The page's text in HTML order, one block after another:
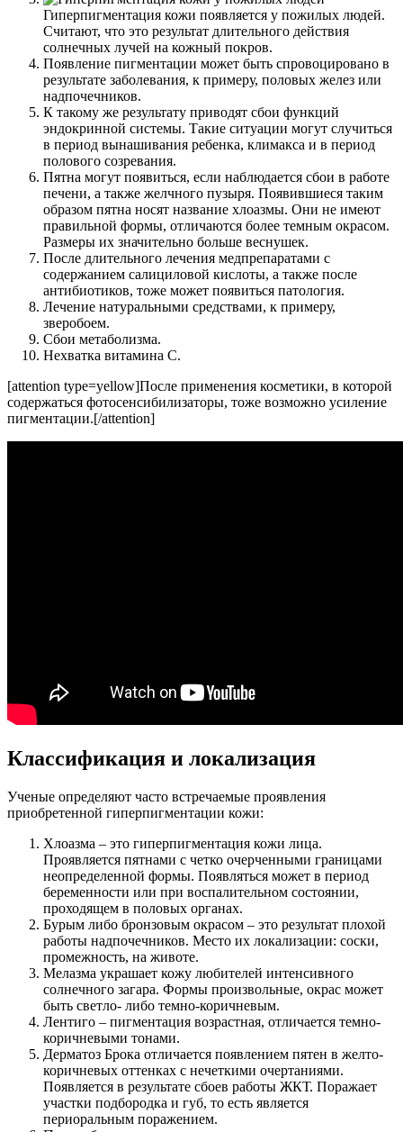
Гиперпигментация кожи появляется у пожилых людей.
Считают, что это результат длительного действия
солнечных лучей на кожный покров.
Появление пигментации может быть спровоцировано в
результате заболевания, к примеру, половых желез или
надпочечников.
К такому же результату приводят сбои функций
эндокринной системы. Такие ситуации могут случиться
в период вынашивания ребенка, климакса и в период
полового созревания.
Пятна могут появиться, если наблюдается сбои в работе
печени, а также желчного пузыря. Появившиеся таким
образом пятна носят название хлоазмы. Они не имеют
правильной формы, отличаются более темным окрасом.
Размеры их значительно больше веснушек.
После длительного лечения медпрепаратами с
содержанием салициловой кислоты, а также после
антибиотиков, тоже может появиться патология.
Лечение натуральными средствами, к примеру,
зверобоем.
Сбои метаболизма.
Нехватка витамина С.
[attention type=yellow]После применения косметики, в которой
содержаться фотосенсибилизаторы, тоже возможно усиление
пигментации.[/attention]
Классификация и локализация
Ученые определяют часто встречаемые проявления
приобретенной гиперпигментации кожи:
Хлоазма – это гиперпигментация кожи лица.
Проявляется пятнами с четко очерченными границами
неопределенной формы. Появляться может в период
беременности или при воспалительном состоянии,
проходящем в половых органах.
Бурым либо бронзовым окрасом – это результат плохой
работы надпочечников. Место их локализации: соски,
промежность, на животе.
Мелазма украшает кожу любителей интенсивного
солнечного загара. Формы произвольные, окрас может
быть светло- либо темно-коричневым.
Лентиго – пигментация возрастная, отличается темно-
коричневыми тонами.
Дерматоз Брока отличается появлением пятен в желто-
коричневых оттенках с нечеткими очертаниями.
Появляется в результате сбоев работы ЖКТ. Поражает
участки подбородка и губ, то есть является
периоральным поражением.